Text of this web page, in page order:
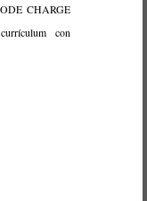
CHARGE
con